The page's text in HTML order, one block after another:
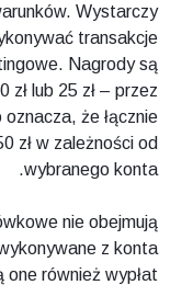
Wystarczy
transakcje
Nagrody są
zł lub 25 zł – przez
że łącznie
zł w zależności od
wybranego konta.
nie obejmują
z konta
również wypłat